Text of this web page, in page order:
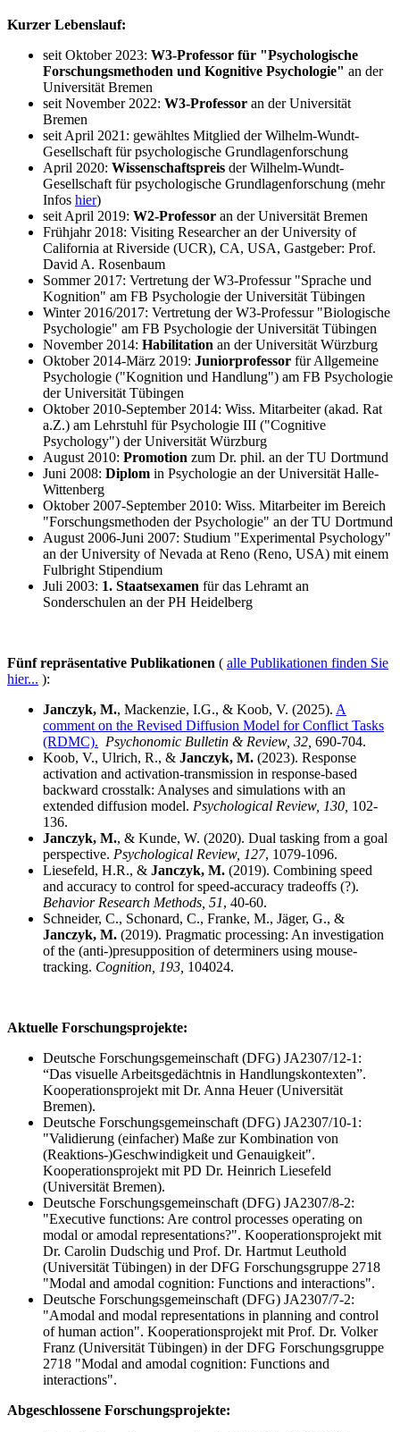
Kurzer Lebenslauf:
seit Oktober 2023: W3-Professor für "Psychologische
Forschungsmethoden und Kognitive Psychologie" an der
Universität Bremen
seit November 2022: W3-Professor an der Universität
Bremen
seit April 2021: gewähltes Mitglied der Wilhelm-Wundt-
Gesellschaft für psychologische Grundlagenforschung
April 2020: Wissenschaftspreis der Wilhelm-Wundt-
Gesellschaft für psychologische Grundlagenforschung (mehr
Infos hier)
seit April 2019: W2-Professor an der Universität Bremen
Frühjahr 2018: Visiting Researcher an der University of
California at Riverside (UCR), CA, USA, Gastgeber: Prof.
David A. Rosenbaum
Sommer 2017: Vertretung der W3-Professur "Sprache und
Kognition" am FB Psychologie der Universität Tübingen
Winter 2016/2017: Vertretung der W3-Professur "Biologische
Psychologie" am FB Psychologie der Universität Tübingen
November 2014: Habilitation an der Universität Würzburg
Oktober 2014-März 2019: Juniorprofessor für Allgemeine
Psychologie ("Kognition und Handlung") am FB Psychologie
der Universität Tübingen
Oktober 2010-September 2014: Wiss. Mitarbeiter (akad. Rat
a.Z.) am Lehrstuhl für Psychologie III ("Cognitive
Psychology") der Universität Würzburg
August 2010: Promotion zum Dr. phil. an der TU Dortmund
Juni 2008: Diplom in Psychologie an der Universität Halle-
Wittenberg
Oktober 2007-September 2010: Wiss. Mitarbeiter im Bereich
"Forschungsmethoden der Psychologie" an der TU Dortmund
August 2006-Juni 2007: Studium "Experimental Psychology"
an der University of Nevada at Reno (Reno, USA) mit einem
Fulbright Stipendium
Juli 2003: 1. Staatsexamen für das Lehramt an
Sonderschulen an der PH Heidelberg
Fünf repräsentative Publikationen ( alle Publikationen finden Sie
hier... ):
Janczyk, M., Mackenzie, I.G., & Koob, V. (2025). A
comment on the Revised Diffusion Model for Conflict Tasks
(RDMC). Psychonomic Bulletin & Review, 32, 690-704.
Koob, V., Ulrich, R., & Janczyk, M. (2023). Response
activation and activation-transmission in response-based
backward crosstalk: Analyses and simulations with an
extended diffusion model. Psychological Review, 130, 102-
136.
Janczyk, M., & Kunde, W. (2020). Dual tasking from a goal
perspective. Psychological Review, 127, 1079-1096.
Liesefeld, H.R., & Janczyk, M. (2019). Combining speed
and accuracy to control for speed-accuracy tradeoffs (?).
Behavior Research Methods, 51, 40-60.
Schneider, C., Schonard, C., Franke, M., Jäger, G., &
Janczyk, M. (2019). Pragmatic processing: An investigation
of the (anti-)presupposition of determiners using mouse-
tracking. Cognition, 193, 104024.
Aktuelle Forschungsprojekte:
Deutsche Forschungsgemeinschaft (DFG) JA2307/12-1:
“Das visuelle Arbeitsgedächtnis in Handlungskontexten”.
Kooperationsprojekt mit Dr. Anna Heuer (Universität
Bremen).
Deutsche Forschungsgemeinschaft (DFG) JA2307/10-1:
"Validierung (einfacher) Maße zur Kombination von
(Reaktions-)Geschwindigkeit und Genauigkeit".
Kooperationsprojekt mit PD Dr. Heinrich Liesefeld
(Universität Bremen).
Deutsche Forschungsgemeinschaft (DFG) JA2307/8-2:
"Executive functions: Are control processes operating on
modal or amodal representations?". Kooperationsprojekt mit
Dr. Carolin Dudschig und Prof. Dr. Hartmut Leuthold
(Universität Tübingen) in der DFG Forschungsgruppe 2718
"Modal and amodal cognition: Functions and interactions".
Deutsche Forschungsgemeinschaft (DFG) JA2307/7-2:
"Amodal and modal representations in planning and control
of human action". Kooperationsprojekt mit Prof. Dr. Volker
Franz (Universität Tübingen) in der DFG Forschungsgruppe
2718 "Modal and amodal cognition: Functions and
interactions".
Abgeschlossene Forschungsprojekte: